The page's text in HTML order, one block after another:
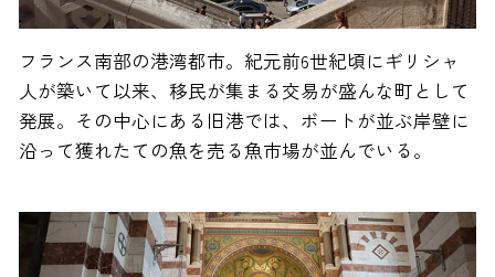
フランス南部の港湾都市。紀元前6世紀頃にギリシャ
人が築いて以来、移民が集まる交易が盛んな町として
発展。その中心にある旧港では、ボートが並ぶ岸壁に
沿って獲れたての魚を売る魚市場が並んでいる。